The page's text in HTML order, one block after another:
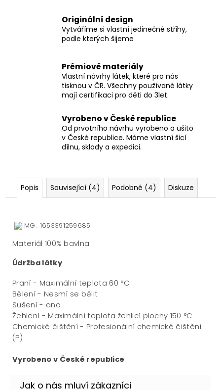
Originální design
Vytváříme si vlastní jedinečné střihy,
podle kterých šijeme
Prémiové materiály
Vlastní návrhy látek, které pro nás
tisknou v ČR. Všechny používané látky
mají certifikaci pro děti do 3let.
Vyrobeno v České republice
Od prvotního návrhu vyrobeno a ušito
v České republice. Máme vlastní šicí
dílnu, sklady a expedici.
Popis Související (4) Podobné (4) Diskuze
Materiál 100% bavlna
Údržba látky
Praní - Maximální teplota 60 °C
Bělení - Nesmí se bělit
Sušení - ano
Žehlení - Maximální teplota žehlicí plochy 150 °C
Chemické čištění - Profesionální chemické čištění
(P)
Vyrobeno v České republice